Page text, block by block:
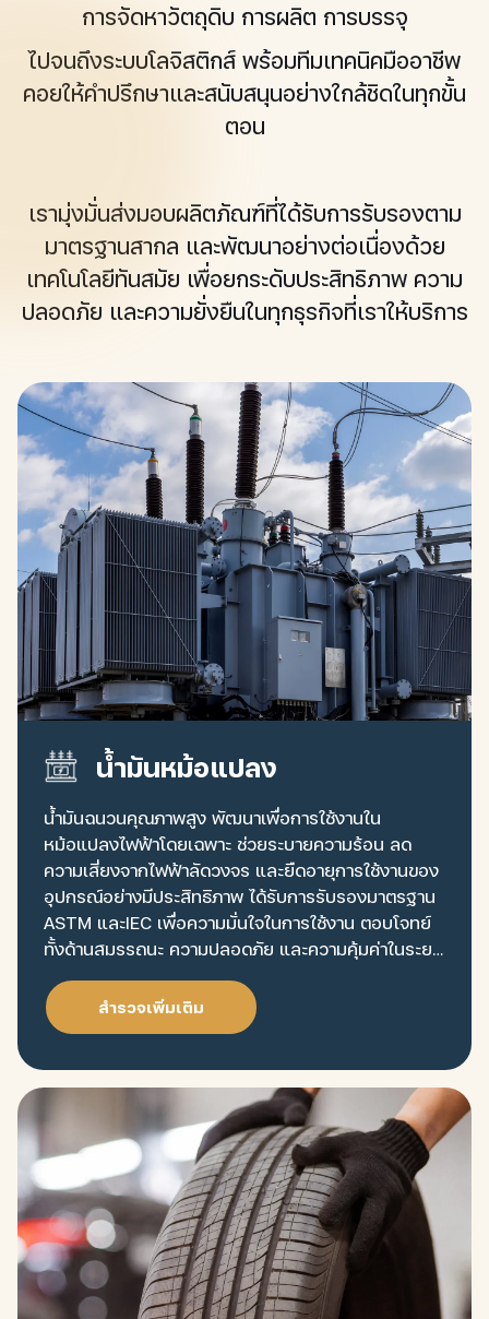
การจัดหาวัตถุดิบ การผลิต การบรรจุ
ไปจนถึงระบบโลจิสติกส์ พร้อมทีมเทคนิคมืออาชีพ
คอยให้คำปรึกษาและสนับสนุนอย่างใกล้ชิดในทุกขั้น
ตอน
เรามุ่งมั่นส่งมอบผลิตภัณฑ์ที่ได้รับการรับรองตาม
มาตรฐานสากล และพัฒนาอย่างต่อเนื่องด้วย
เทคโนโลยีทันสมัย เพื่อยกระดับประสิทธิภาพ ความ
ปลอดภัย และความยั่งยืนในทุกธุรกิจที่เราให้บริการ
น้ำมันหม้อแปลง
น้ำมันฉนวนคุณภาพสูง พัฒนาเพื่อการใช้งานใน
หม้อแปลงไฟฟ้าโดยเฉพาะ ช่วยระบายความร้อน ลด
ความเสี่ยงจากไฟฟ้าลัดวงจร และยืดอายุการใช้งานของ
อุปกรณ์อย่างมีประสิทธิภาพ ได้รับการรับรองมาตรฐาน
ASTM และIEC เพื่อความมั่นใจในการใช้งาน ตอบโจทย์
ทั้งด้านสมรรถนะ ความปลอดภัย และความคุ้มค่าในระยะ
สำรวจเพิ่มเติม